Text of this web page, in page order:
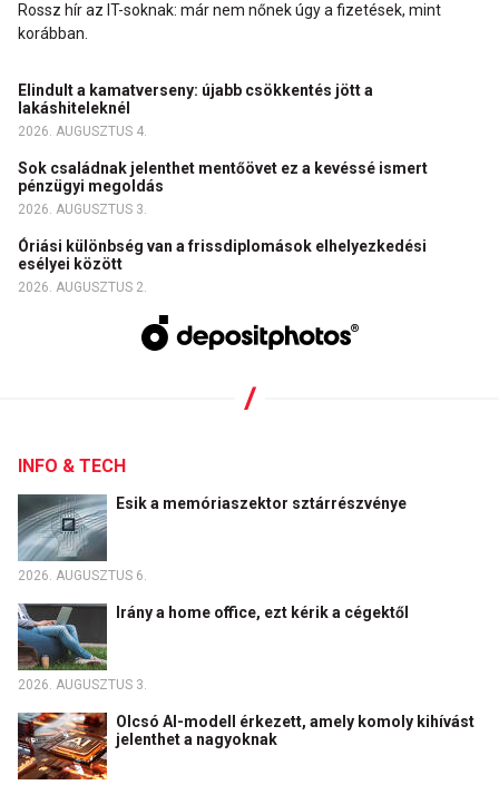
Rossz hír az IT-soknak: már nem nőnek úgy a fizetések, mint
korábban.
Elindult a kamatverseny: újabb csökkentés jött a
lakáshiteleknél
2026. AUGUSZTUS 4.
Sok családnak jelenthet mentőövet ez a kevéssé ismert
pénzügyi megoldás
2026. AUGUSZTUS 3.
Óriási különbség van a frissdiplomások elhelyezkedési
esélyei között
2026. AUGUSZTUS 2.
INFO & TECH
Esik a memóriaszektor sztárrészvénye
2026. AUGUSZTUS 6.
Irány a home office, ezt kérik a cégektől
2026. AUGUSZTUS 3.
Olcsó AI-modell érkezett, amely komoly kihívást
jelenthet a nagyoknak